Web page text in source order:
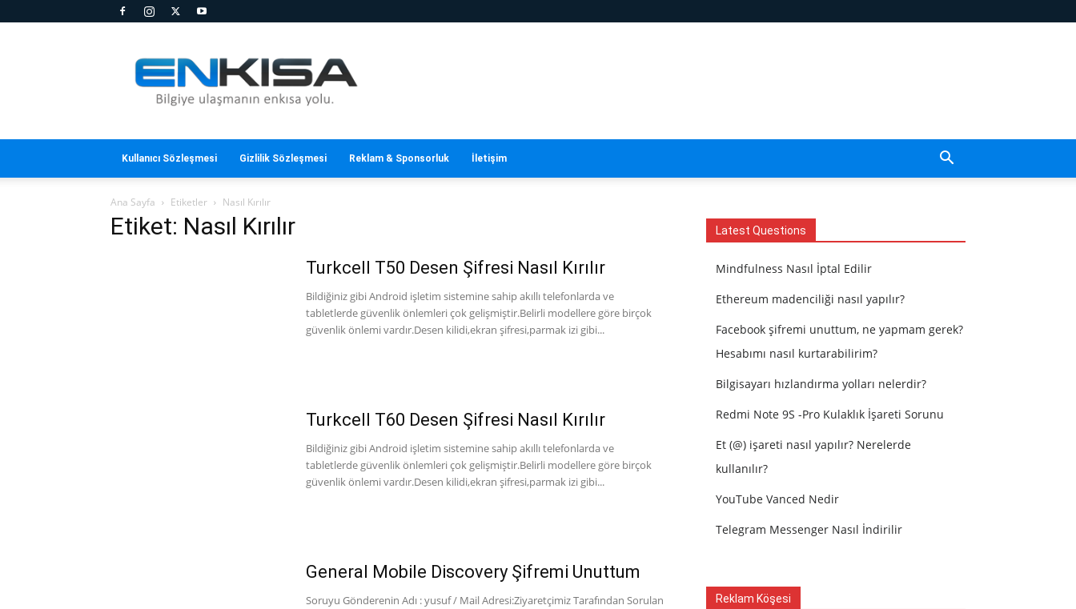
Kısa
Kullanıcı Sözleşmesi Gizlilik Sözleşmesi Reklam & Sponsorluk İletişim
Ana Sayfa Etiketler Nasıl Kırılır
Etiket: Nasıl Kırılır
Turkcell T50 Desen Şifresi Nasıl Kırılır
Bildiğiniz gibi Android işletim sistemine sahip akıllı telefonlarda ve
tabletlerde güvenlik önlemleri çok gelişmiştir.Belirli modellere göre birçok
güvenlik önlemi vardır.Desen kilidi,ekran şifresi,parmak izi gibi...
Turkcell T60 Desen Şifresi Nasıl Kırılır
Bildiğiniz gibi Android işletim sistemine sahip akıllı telefonlarda ve
tabletlerde güvenlik önlemleri çok gelişmiştir.Belirli modellere göre birçok
güvenlik önlemi vardır.Desen kilidi,ekran şifresi,parmak izi gibi...
General Mobile Discovery Şifremi Unuttum
Soruyu Gönderenin Adı : yusuf / Mail Adresi:Ziyaretçimiz Tarafından Sorulan
Latest Questions
Mindfulness Nasıl İptal Edilir
Ethereum madenciliği nasıl yapılır?
Facebook şifremi unuttum, ne yapmam gerek?
Hesabımı nasıl kurtarabilirim?
Bilgisayarı hızlandırma yolları nelerdir?
Redmi Note 9S -Pro Kulaklık İşareti Sorunu
Et (@) işareti nasıl yapılır? Nerelerde
kullanılır?
YouTube Vanced Nedir
Telegram Messenger Nasıl İndirilir
Reklam Köşesi